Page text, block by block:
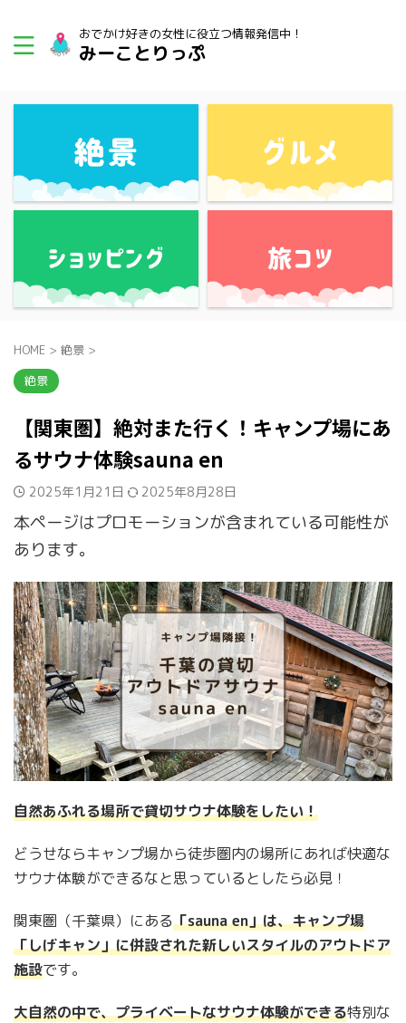
おでかけ好きの女性に役立つ情報発信中！
みーことりっぷ
HOME > 絶景 >
絶景
【関東圏】絶対また行く！キャンプ場にあ
るサウナ体験sauna en
2025年1月21日 2025年8月28日
本ページはプロモーションが含まれている可能性が
あります。
自然あふれる場所で貸切サウナ体験をしたい！
どうせならキャンプ場から徒歩圏内の場所にあれば快適な
サウナ体験ができるなと思っているとしたら必見！
関東圏（千葉県）にある「sauna en」は、キャンプ場
「しげキャン」に併設された新しいスタイルのアウトドア
施設です。
大自然の中で、プライベートなサウナ体験ができる特別な